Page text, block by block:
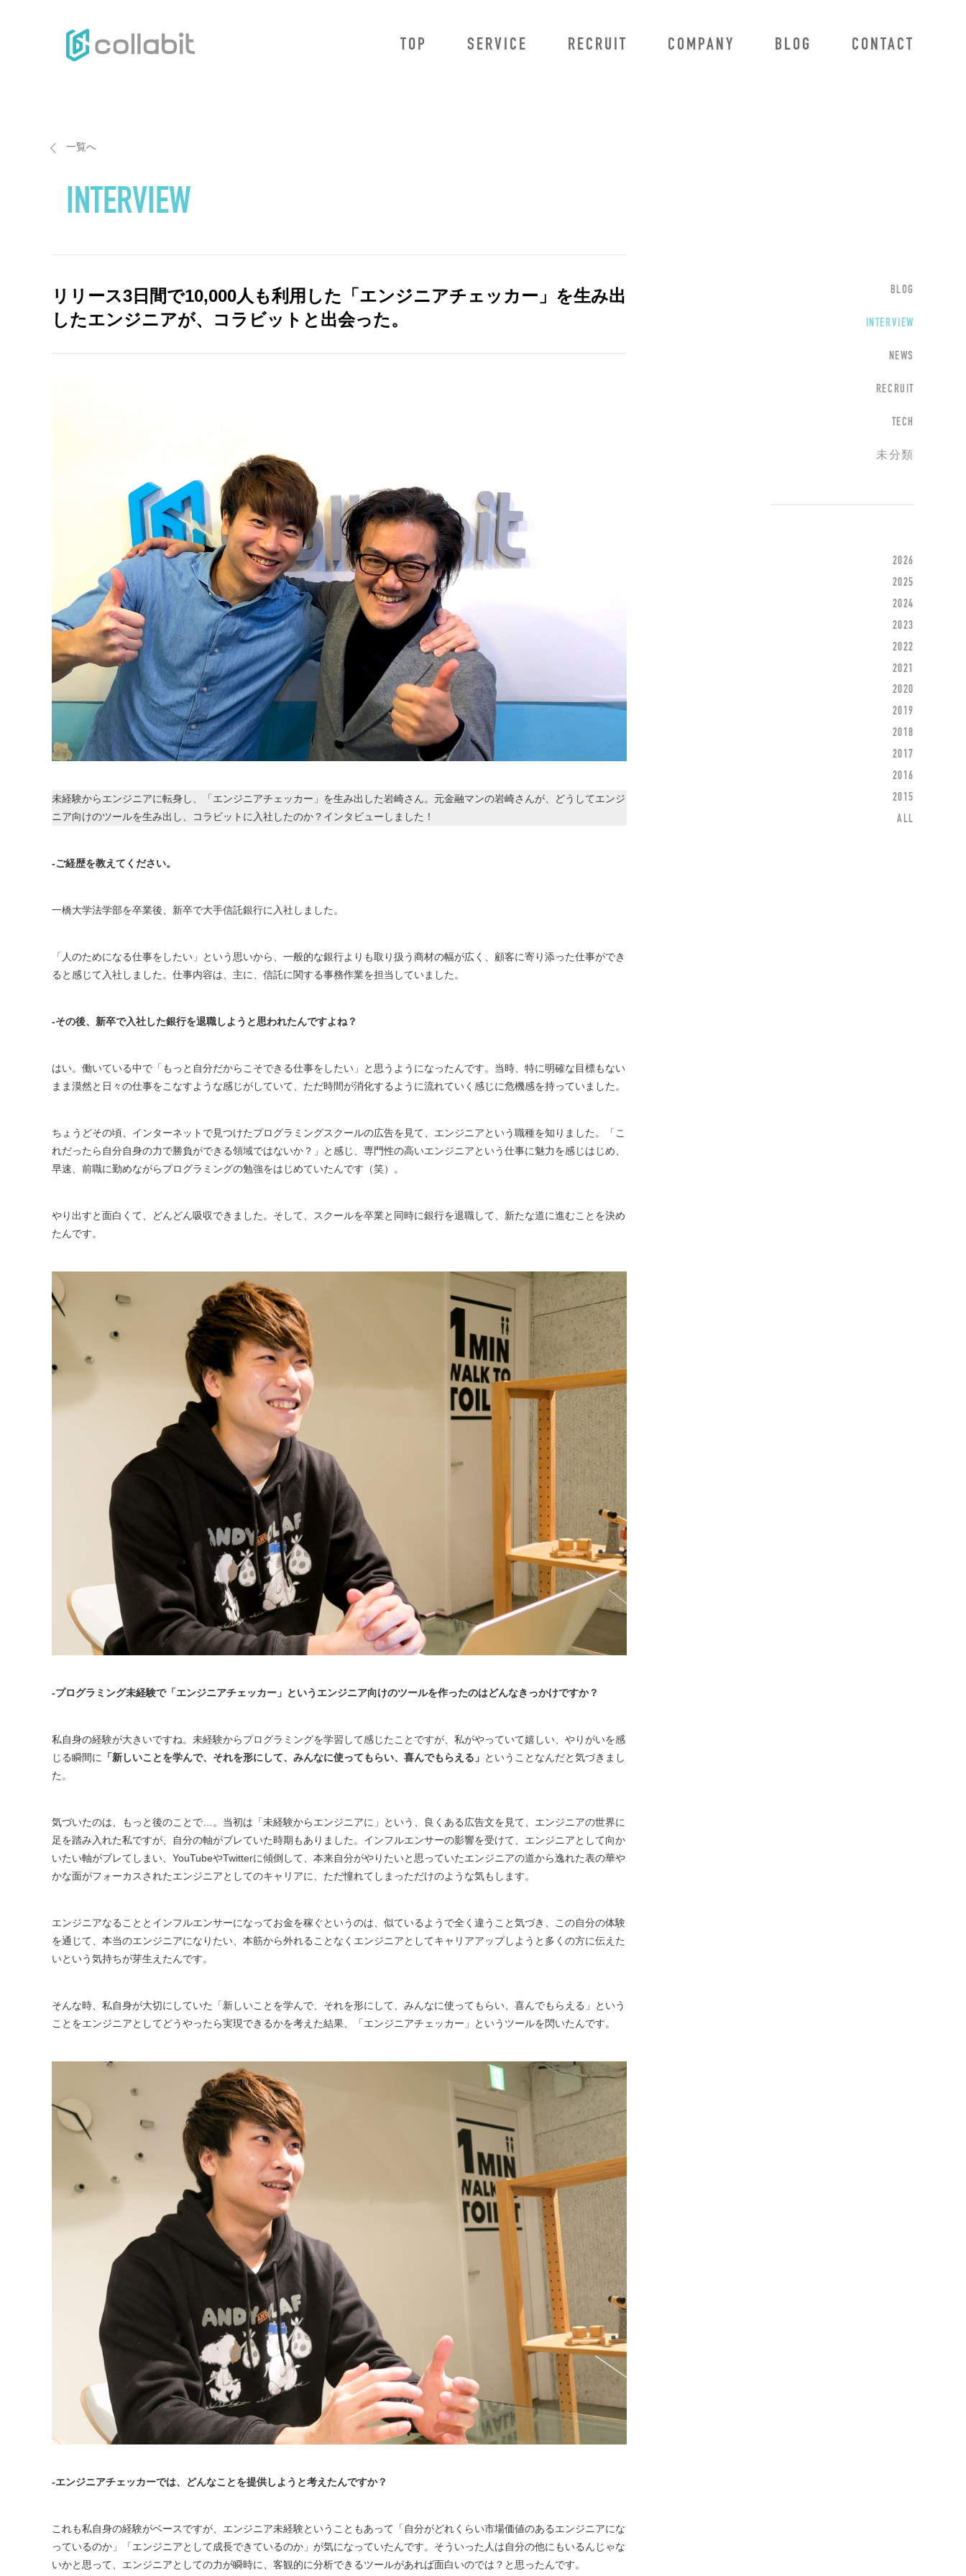
TOP SERVICE RECRUIT COMPANY BLOG CONTACT
BLOG
INTERVIEW
NEWS
RECRUIT
TECH
未分類
2026
2025
2024
2023
2022
2021
2020
2019
2018
2017
2016
2015
ALL
一覧へ
INTERVIEW
リリース3日間で10,000人も利用した「エンジニアチェッカー」を生み出
したエンジニアが、コラビットと出会った。
未経験からエンジニアに転身し、「エンジニアチェッカー」を生み出した岩崎さん。元金融マンの岩崎さんが、どうしてエンジ
ニア向けのツールを生み出し、コラビットに入社したのか？インタビューしました！
-ご経歴を教えてください。
一橋大学法学部を卒業後、新卒で大手信託銀行に入社しました。
「人のためになる仕事をしたい」という思いから、一般的な銀行よりも取り扱う商材の幅が広く、顧客に寄り添った仕事ができ
ると感じて入社しました。仕事内容は、主に、信託に関する事務作業を担当していました。
-その後、新卒で入社した銀行を退職しようと思われたんですよね？
はい。働いている中で「もっと自分だからこそできる仕事をしたい」と思うようになったんです。当時、特に明確な目標もない
まま漠然と日々の仕事をこなすような感じがしていて、ただ時間が消化するように流れていく感じに危機感を持っていました。
ちょうどその頃、インターネットで見つけたプログラミングスクールの広告を見て、エンジニアという職種を知りました。「こ
れだったら自分自身の力で勝負ができる領域ではないか？」と感じ、専門性の高いエンジニアという仕事に魅力を感じはじめ、
早速、前職に勤めながらプログラミングの勉強をはじめていたんです（笑）。
やり出すと面白くて、どんどん吸収できました。そして、スクールを卒業と同時に銀行を退職して、新たな道に進むことを決め
たんです。
-プログラミング未経験で「エンジニアチェッカー」というエンジニア向けのツールを作ったのはどんなきっかけですか？
私自身の経験が大きいですね。未経験からプログラミングを学習して感じたことですが、私がやっていて嬉しい、やりがいを感
じる瞬間に
「新しいことを学んで、それを形にして、みんなに使ってもらい、喜んでもらえる」 ということなんだと気づきまし
た。
気づいたのは、もっと後のことで…。当初は「未経験からエンジニアに」という、良くある広告文を見て、エンジニアの世界に
足を踏み入れた私ですが、自分の軸がブレていた時期もありました。インフルエンサーの影響を受けて、エンジニアとして向か
いたい軸がブレてしまい、YouTubeやTwitterに傾倒して、本来自分がやりたいと思っていたエンジニアの道から逸れた表の華や
かな面がフォーカスされたエンジニアとしてのキャリアに、ただ憧れてしまっただけのような気もします。
エンジニアなることとインフルエンサーになってお金を稼ぐというのは、似ているようで全く違うこと気づき、この自分の体験
を通じて、本当のエンジニアになりたい、本筋から外れることなくエンジニアとしてキャリアアップしようと多くの方に伝えた
いという気持ちが芽生えたんです。
そんな時、私自身が大切にしていた「新しいことを学んで、それを形にして、みんなに使ってもらい、喜んでもらえる」という
ことをエンジニアとしてどうやったら実現できるかを考えた結果、「エンジニアチェッカー」というツールを閃いたんです。
-エンジニアチェッカーでは、どんなことを提供しようと考えたんですか？
これも私自身の経験がベースですが、エンジニア未経験ということもあって「自分がどれくらい市場価値のあるエンジニアにな
っているのか」「エンジニアとして成長できているのか」が気になっていたんです。そういった人は自分の他にもいるんじゃな
いかと思って、エンジニアとしての力が瞬時に、客観的に分析できるツールがあれば面白いのでは？と思ったんです。